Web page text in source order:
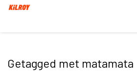
Getagged met matamata